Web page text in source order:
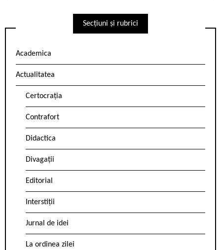
Secțiuni și rubrici
Academica
Actualitatea
Certocrația
Contrafort
Didactica
Divagații
Editorial
Interstiții
Jurnal de idei
La ordinea zilei